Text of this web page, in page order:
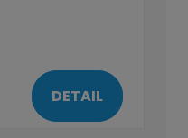
DETAIL